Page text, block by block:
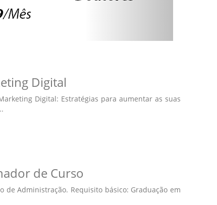
Digital
Digital: Estratégias para aumentar as suas
de Curso
de Administração. Requisito básico: Graduação em